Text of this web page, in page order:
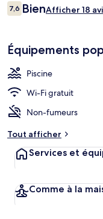
Avis
voyageurs
7,67,6 sur 10
BienAfficher 18
Équipements
Piscine
Wi-Fi gratuit
Non-fumeurs
Tout afficher
Services et
Comme à la